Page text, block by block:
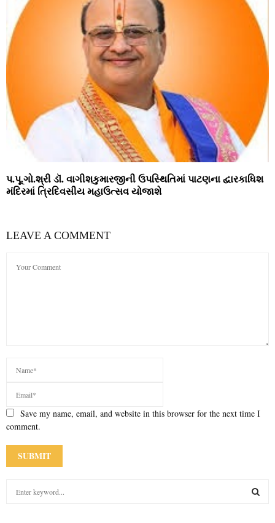
પ.પૂ.ગો.શ્રી ડૉ. વાગીશકુમારજીની ઉપસ્થિતિમાં પાટણના દ્વારકાધિશ
મંદિરમાં ત્રિદિવસીય મહાઉત્સવ યોજાશે
LEAVE A COMMENT
Save my name, email, and website in this browser for the next time I
comment.